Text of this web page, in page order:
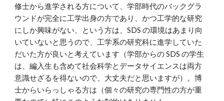
修士から進学される方について、学部時代のバックグラ
ウンドが完全に工学出身の方であり、かつ工学的な研究
にしか興味がない、という方は、SDS の環境はあまり向
いていないと思うので、工学系の研究科に進学していた
だいた方が良いと考えています（学部からの SDS の学生
は、編入生も含めて社会科学とデータサイエンスは両方
意識せざるを得ないので、大丈夫だと思いますが）。博
士からいらっしゃる方は（個々の研究の専門性の方が重